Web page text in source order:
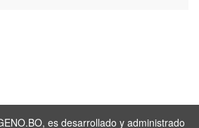
es desarrollado y administrado